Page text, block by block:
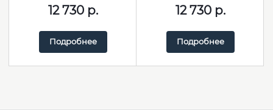
12 730р.
Подробнее
12 730р.
Подробнее